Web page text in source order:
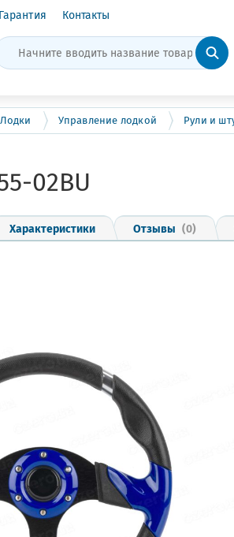
Гарантия Контакты
Лодки Управление лодкой Рули и
02BU
Характеристики Отзывы (0)